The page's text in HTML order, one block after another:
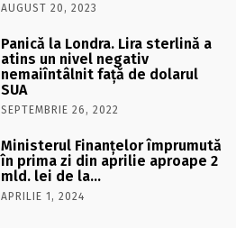
AUGUST 20, 2023
Panică la Londra. Lira sterlină a
atins un nivel negativ
nemaiîntâlnit față de dolarul
SUA
SEPTEMBRIE 26, 2022
Ministerul Finanţelor împrumută
în prima zi din aprilie aproape 2
mld. lei de la…
APRILIE 1, 2024